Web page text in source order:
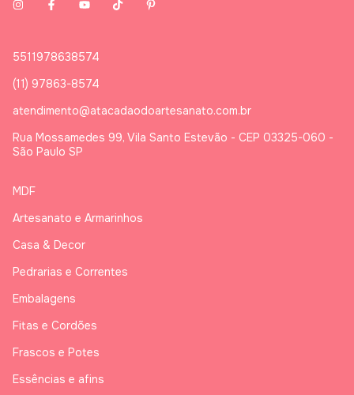
5511978638574
(11) 97863-8574
atendimento@atacadaodoartesanato.com.br
Rua Mossamedes 99, Vila Santo Estevão - CEP 03325-060 -
São Paulo SP
MDF
Artesanato e Armarinhos
Casa & Decor
Pedrarias e Correntes
Embalagens
Fitas e Cordões
Frascos e Potes
Essências e afins